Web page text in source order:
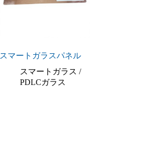
スマートガラスパネル
スマートガラス /
PDLCガラス